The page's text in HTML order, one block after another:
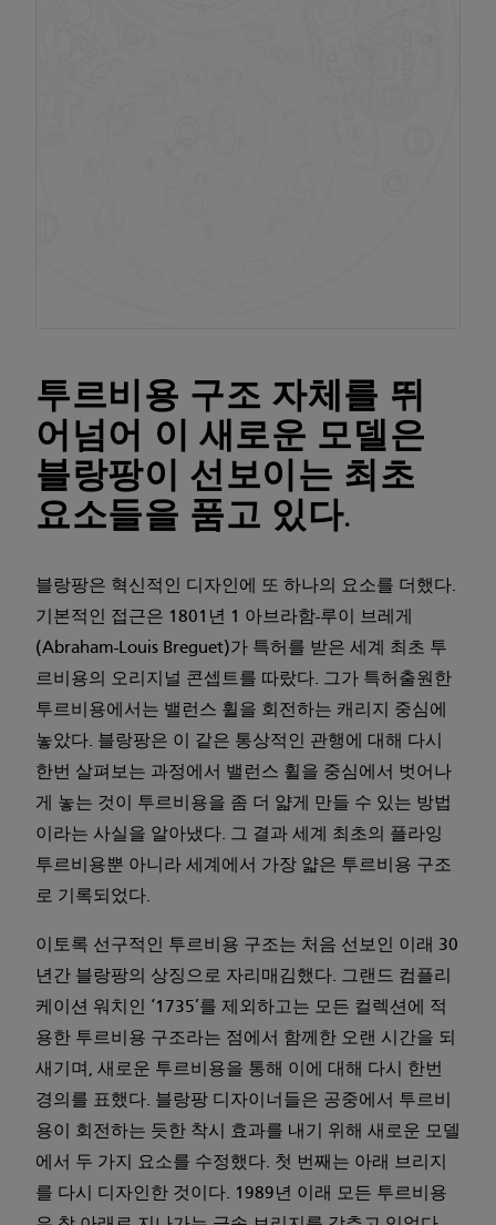
투르비용 구조 자체를 뛰
어넘어 이 새로운 모델은
블랑팡이 선보이는 최초
요소들을 품고 있다.
블랑팡은 혁신적인 디자인에 또 하나의 요소를 더했다.
기본적인 접근은 1801년 1 아브라함-루이 브레게
(Abraham-Louis Breguet)가 특허를 받은 세계 최초 투
르비용의 오리지널 콘셉트를 따랐다. 그가 특허출원한
투르비용에서는 밸런스 휠을 회전하는 캐리지 중심에
놓았다. 블랑팡은 이 같은 통상적인 관행에 대해 다시
한번 살펴보는 과정에서 밸런스 휠을 중심에서 벗어나
게 놓는 것이 투르비용을 좀 더 얇게 만들 수 있는 방법
이라는 사실을 알아냈다. 그 결과 세계 최초의 플라잉
투르비용뿐 아니라 세계에서 가장 얇은 투르비용 구조
로 기록되었다.
이토록 선구적인 투르비용 구조는 처음 선보인 이래 30
년간 블랑팡의 상징으로 자리매김했다. 그랜드 컴플리
케이션 워치인 ‘1735’를 제외하고는 모든 컬렉션에 적
용한 투르비용 구조라는 점에서 함께한 오랜 시간을 되
새기며, 새로운 투르비용을 통해 이에 대해 다시 한번
경의를 표했다. 블랑팡 디자이너들은 공중에서 투르비
용이 회전하는 듯한 착시 효과를 내기 위해 새로운 모델
에서 두 가지 요소를 수정했다. 첫 번째는 아래 브리지
를 다시 디자인한 것이다. 1989년 이래 모든 투르비용